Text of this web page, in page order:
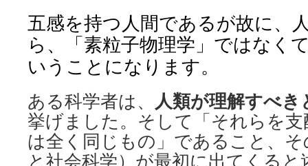
五感を持つ人間であるが故に、
ら、「素粒子物理学」ではなく
いうことになります。
ある科学者は、
人類が理解すべ
挙げました。そして「それらを
は全く同じもの」であること、
と社会科学）が最初に出てくる